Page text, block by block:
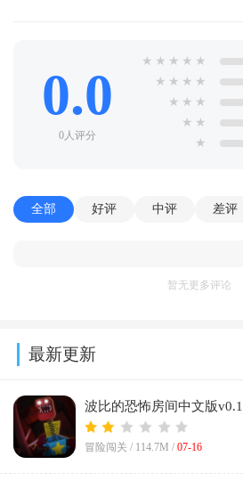
0.0
0人评分
★ ★ ★ ★ ★
★ ★ ★ ★
★ ★ ★
★ ★
★
全部 好评 中评 差评
暂无更多评论
最新更新
波比的恐怖房间中文版v0.1
冒险闯关 / 114.7M / 07-16